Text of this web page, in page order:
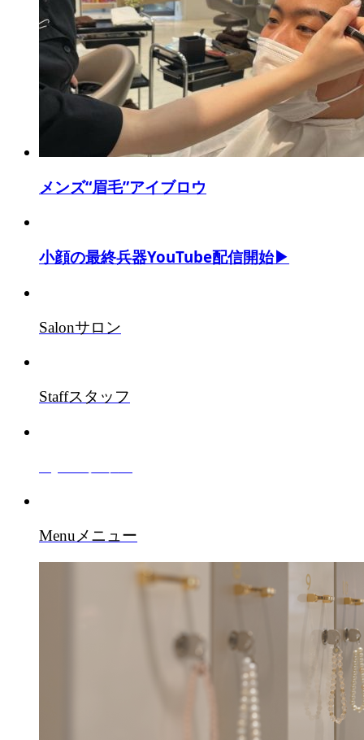
メンズ“眉毛”アイブロウ
小顔の最終兵器YouTube配信開始▶
Salonサロン
Staffスタッフ
Menu メニュー